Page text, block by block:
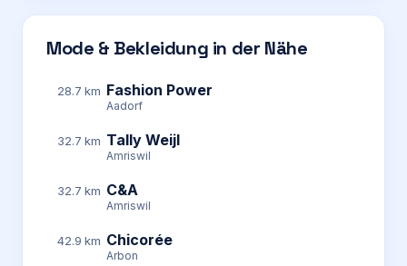
Mode & Bekleidung in der Nähe
28.7 km Fashion Power
Aadorf
32.7 km Tally Weijl
Amriswil
32.7 km C&A
Amriswil
42.9 km Chicorée
Arbon